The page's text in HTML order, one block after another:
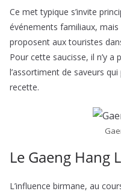
Ce met typique s’invite
événements familiaux,
proposent aux touristes
Pour cette saucisse, il n’y
l’assortiment de saveurs
recette.
Le Gaeng Hang
L’influence birmane, au